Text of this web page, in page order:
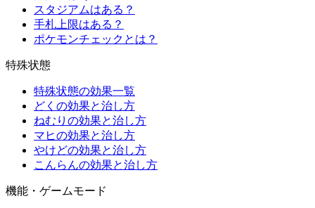
スタジアムはある？
手札上限はある？
ポケモンチェックとは？
特殊状態
特殊状態の効果一覧
どくの効果と治し方
ねむりの効果と治し方
マヒの効果と治し方
やけどの効果と治し方
こんらんの効果と治し方
機能・ゲームモード